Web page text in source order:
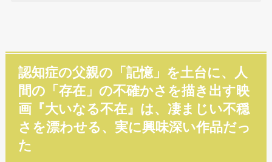
認知症の父親の「記憶」を土台に、人
間の「存在」の不確かさを描き出す映
画『大いなる不在』は、凄まじい不穏
さを漂わせる、実に興味深い作品だっ
た